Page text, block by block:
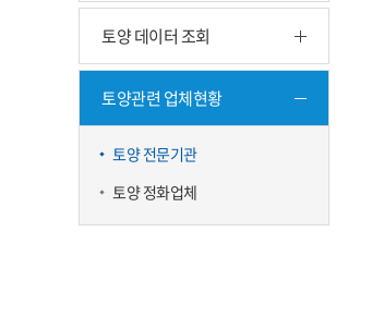
토양 데이터 조회
토양관련 업체현황
토양 전문기관
토양 정화업체